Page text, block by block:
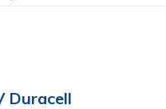
Duracell